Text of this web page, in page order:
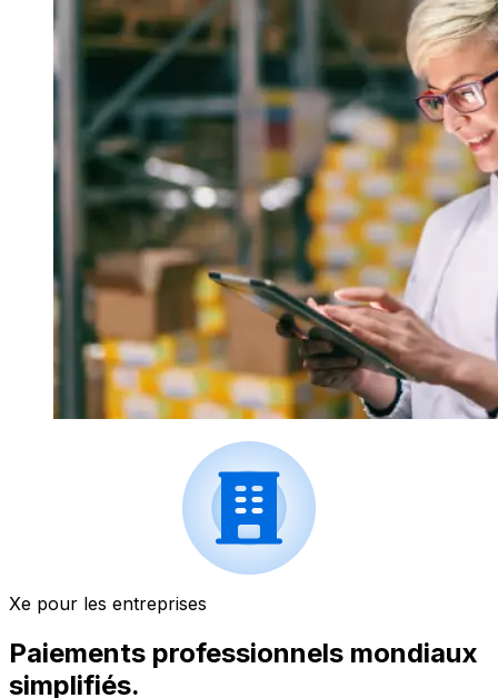
Xe pour les entreprises
Paiements professionnels mondiaux
simplifiés.